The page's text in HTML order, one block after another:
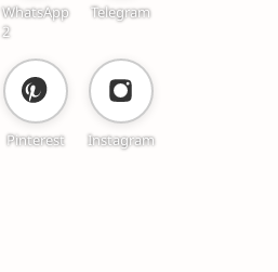
WhatsApp
2
Telegram
Pinterest Instagram